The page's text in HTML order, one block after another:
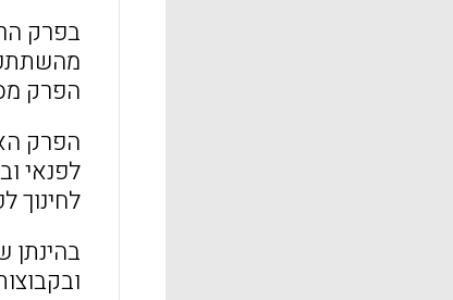
בפרק
הפרק
הפרק
לפנאי
לחינוך
בהינתן